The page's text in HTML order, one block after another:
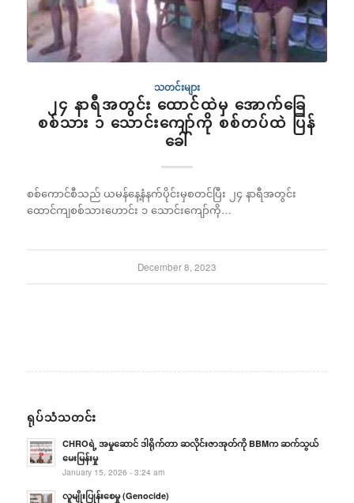
သတင်းများ
၂၄ နာရီအတွင်း ထောင်ထဲမှ အောက်ခြေ
စစ်သား ၁ သောင်းကျော်ကို စစ်တပ်ထဲ ပြန်
ခေါ်
စစ်ကောင်စီသည် ယမန်နေ့နံနက်ပိုင်းမှစတင်ပြီး ၂၄ နာရီအတွင်း
ထောင်ကျစစ်သားဟောင်း ၁ သောင်းကျော်ကို…
December 8, 2023
ရုပ်သံသတင်း
CHROရဲ့ အမှုဆောင် ဒါရိုက်တာ ဆလိုင်းဇာအုတ်ကို BBMက ဆက်သွယ်
မေးမြန်းမှု
January 15, 2026 - 3:24 am
လူမျိုးပြုန်းစေမှု (Genocide)